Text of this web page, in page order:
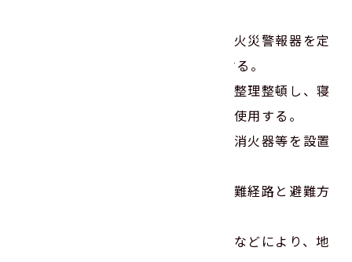
②火災の早期発見のために、住宅用火災警報器を定
期的に点検し、10年を目安に交換する。
③火災の拡大を防ぐために、部屋を整理整頓し、寝
具、衣類及びカーテンは、防炎品を使用する。
④火災を小さいうちに消すために、消火器等を設置
⑤高齢者や身体の不自由な人は、避難経路と避難方
⑥防火防災訓練への参加、戸別訪問などにより、地